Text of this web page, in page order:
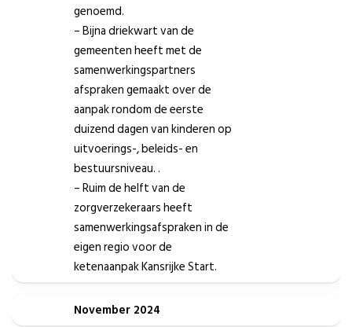
genoemd.
– Bijna driekwart van de
gemeenten heeft met de
samenwerkingspartners
afspraken gemaakt over de
aanpak rondom de eerste
duizend dagen van kinderen op
uitvoerings-, beleids- en
bestuursniveau. .
– Ruim de helft van de
zorgverzekeraars heeft
samenwerkingsafspraken in de
eigen regio voor de
ketenaanpak Kansrijke Start.
November 2024